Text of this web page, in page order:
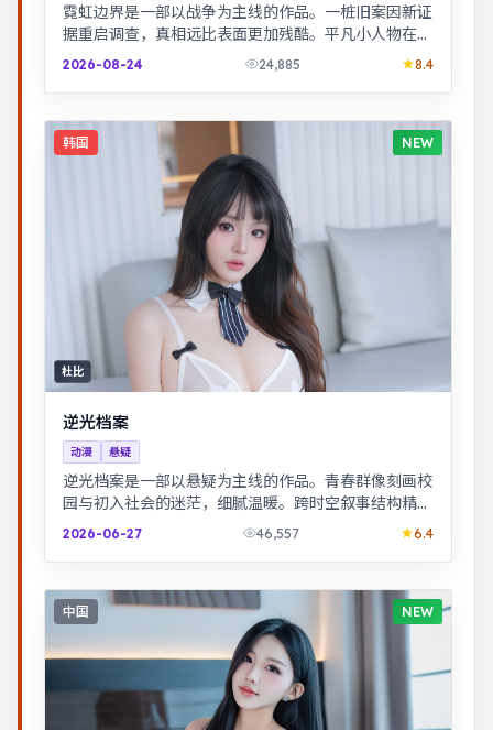
霓虹边界是一部以战争为主线的作品。一桩旧案因新证
据重启调查，真相远比表面更加残酷。平凡小人物在时
代浪潮里做出艰难抉择，最终与自我和解。
2026-08-24 24,885 8.4
韩国 NEW
杜比
逆光档案
动漫 悬疑
逆光档案是一部以悬疑为主线的作品。青春群像刻画校
园与初入社会的迷茫，细腻温暖。跨时空叙事结构精
巧，前后呼应，二刷可发现更多细节。
2026-06-27 46,557 6.4
中国 NEW